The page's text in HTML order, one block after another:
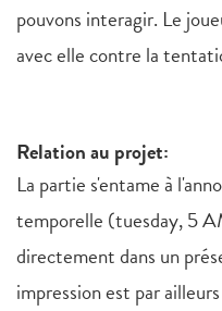
pouvons interagir. Le
avec elle contre la
Relation au projet:
La partie s'entame à
temporelle (tuesday, 5
directement dans un
impression est par